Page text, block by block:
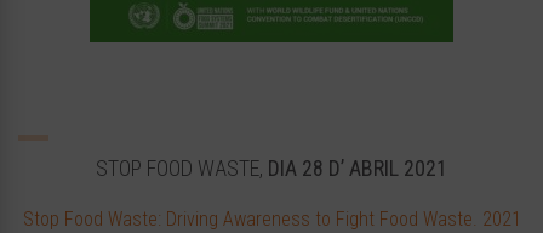
STOP FOOD WASTE, DIA 28 D’ ABRIL 2021
Stop Food Waste: Driving Awareness to Fight Food Waste. 2021